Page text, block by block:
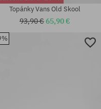
Topánky Vans Old Skool
93,90 €65,90 €